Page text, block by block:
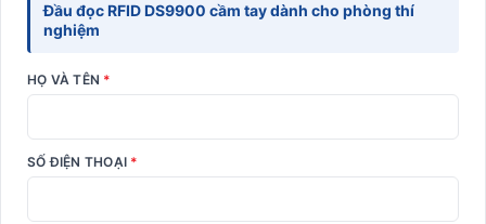
Đầu đọc RFID DS9900 cầm tay dành cho phòng thí
nghiệm
HỌ VÀ TÊN *
SỐ ĐIỆN THOẠI *